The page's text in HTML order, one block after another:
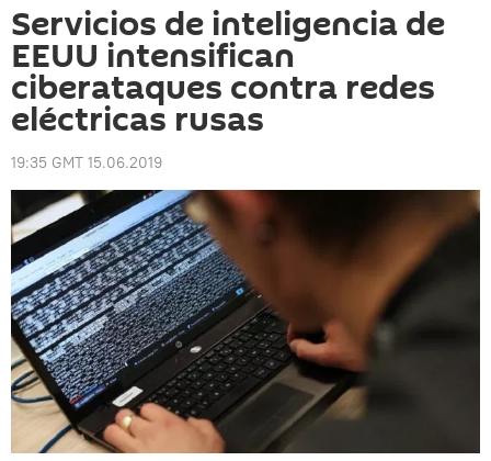
Servicios de inteligencia de
EEUU intensifican
ciberataques contra redes
eléctricas rusas
19:35 GMT 15.06.2019